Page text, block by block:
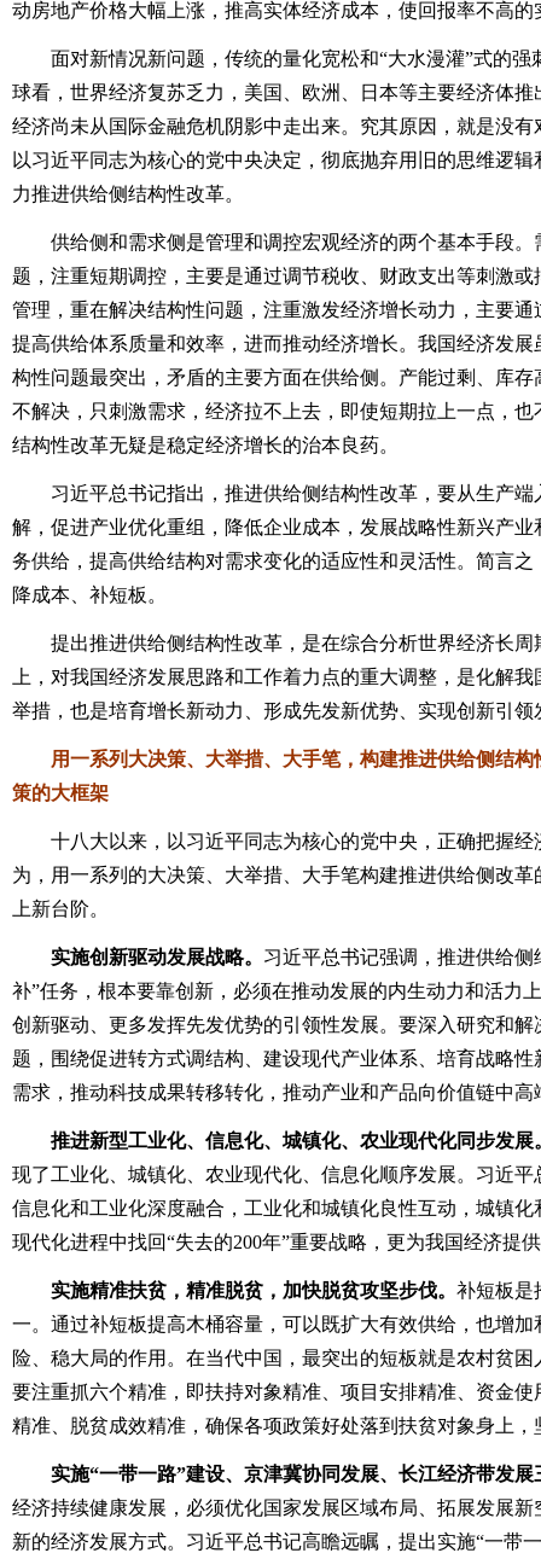
动房地产价格大幅上涨，推高实体经济成本，使回报率不高的
面对新情况新问题，传统的量化宽松和“大水漫灌”式的强
球看，世界经济复苏乏力，美国、欧洲、日本等主要经济体
经济尚未从国际金融危机阴影中走出来。究其原因，就是没
以习近平同志为核心的党中央决定，彻底抛弃用旧的思维逻
力推进供给侧结构性改革。
供给侧和需求侧是管理和调控宏观经济的两个基本手段。
题，注重短期调控，主要是通过调节税收、财政支出等刺激
管理，重在解决结构性问题，注重激发经济增长动力，主要
提高供给体系质量和效率，进而推动经济增长。我国经济发
构性问题最突出，矛盾的主要方面在供给侧。产能过剩、库
不解决，只刺激需求，经济拉不上去，即使短期拉上一点，
结构性改革无疑是稳定经济增长的治本良药。
习近平总书记指出，推进供给侧结构性改革，要从生产端
解，促进产业优化重组，降低企业成本，发展战略性新兴产
务供给，提高供给结构对需求变化的适应性和灵活性。简言
降成本、补短板。
提出推进供给侧结构性改革，是在综合分析世界经济长周
上，对我国经济发展思路和工作着力点的重大调整，是化解
举措，也是培育增长新动力、形成先发新优势、实现创新引
用一系列大决策、大举措、大手笔，构建推进供给侧结构
策的大框架
十八大以来，以习近平同志为核心的党中央，正确把握经
为，用一系列的大决策、大举措、大手笔构建推进供给侧改
上新台阶。
实施创新驱动发展战略。 习近平总书记强调，推进供给
补”任务，根本要靠创新，必须在推动发展的内生动力和活力
创新驱动、更多发挥先发优势的引领性发展。要深入研究和
题，围绕促进转方式调结构、建设现代产业体系、培育战略
需求，推动科技成果转移转化，推动产业和产品向价值链中高
推进新型工业化、信息化、城镇化、农业现代化同步发展
现了工业化、城镇化、农业现代化、信息化顺序发展。习近
信息化和工业化深度融合，工业化和城镇化良性互动，城镇
现代化进程中找回“失去的200年”重要战略，更为我国经济提
实施精准扶贫，精准脱贫，加快脱贫攻坚步伐。 补短板是
一。通过补短板提高木桶容量，可以既扩大有效供给，也增
险、稳大局的作用。在当代中国，最突出的短板就是农村贫
要注重抓六个精准，即扶持对象精准、项目安排精准、资金
精准、脱贫成效精准，确保各项政策好处落到扶贫对象身上
实施“一带一路”建设、京津冀协同发展、长江经济带发展
经济持续健康发展，必须优化国家发展区域布局、拓展发展
新的经济发展方式。习近平总书记高瞻远瞩，提出实施“一带